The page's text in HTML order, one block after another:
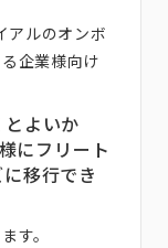
アルのオンボ
企業様向け
よいか
にフリート
移行でき
す。